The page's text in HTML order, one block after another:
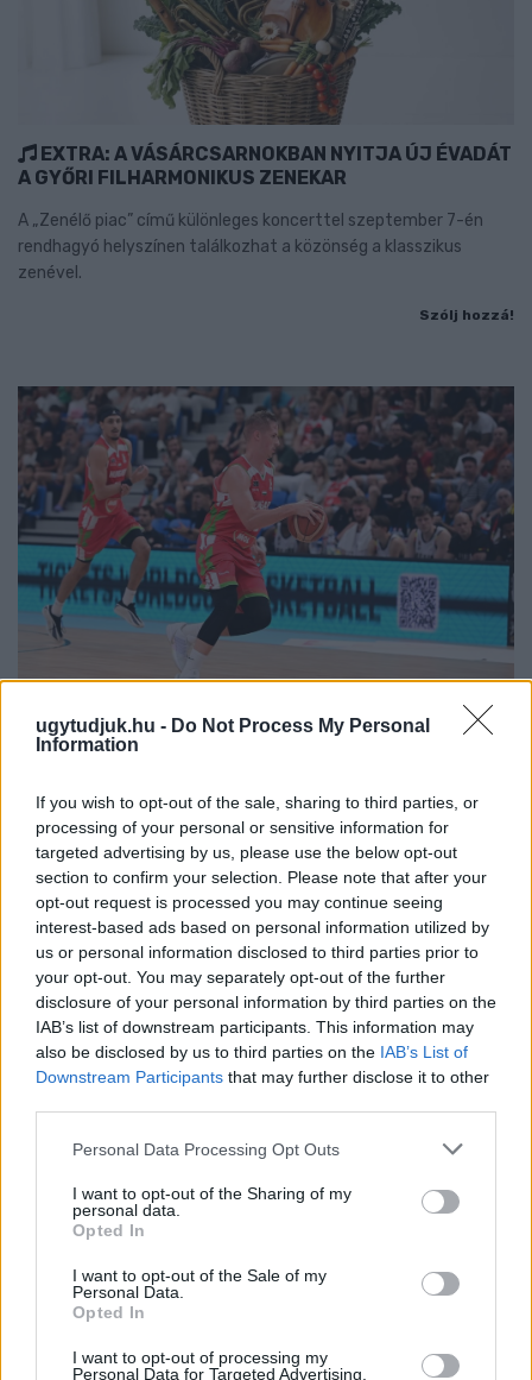
ugytudjuk.hu - Do Not Process My Personal
Information
If you wish to opt-out of the sale, sharing to third parties, or
processing of your personal or sensitive information for
targeted advertising by us, please use the below opt-out
section to confirm your selection. Please note that after your
opt-out request is processed you may continue seeing
interest-based ads based on personal information utilized by
us or personal information disclosed to third parties prior to
your opt-out. You may separately opt-out of the further
disclosure of your personal information by third parties on the
IAB’s list of downstream participants. This information may
also be disclosed by us to third parties on the IAB’s List of
Downstream Participants that may further disclose it to other
Please note that this website/app uses one or more Google
not limited to your visit or usage behaviour. You may click to
grant or deny consent to Google and its third-party tags to
use your data for below specified purposes in below Google
consent section.
Personal Data Processing Opt Outs
I want to opt-out of the Sharing of my
personal data.
Opted In
I want to opt-out of the Sale of my
Personal Data.
Opted In
I want to opt-out of processing my
Personal Data for Targeted Advertising.
EXTRA: A VÁSÁRCSARNOKBAN NYITJA ÚJ ÉVADÁT
A GYŐRI FILHARMONIKUS ZENEKAR
A „Zenélő piac” című különleges koncerttel szeptember 7-én
rendhagyó helyszínen találkozhat a közönség a klasszikus
zenével.
Szólj hozzá!
PERL, VÁRADI ÉS TANOH DEZ IS OTT VAN A FÉRFI
KERETÉBEN
Észtország, Szlovénia és Svédország következik.
Szólj hozzá!
MAGYAR PÉTER: 868 MILLIÁRD FORINTOS
MAGYARORSZÁG ENERGIAELLÁTÁSÁT, MIKÖZBEN